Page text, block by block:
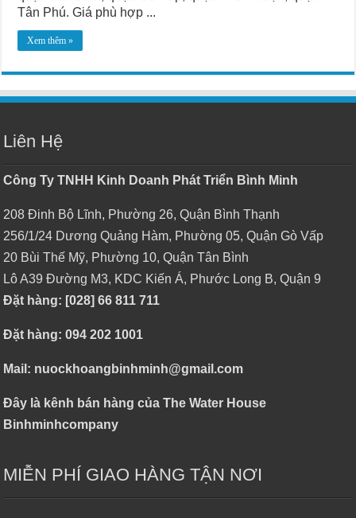
Tân Phú. Giá phù hợp ...
Xem thêm »
Liên Hệ
Công Ty TNHH Kinh Doanh Phát Triển Bình Minh
208 Đinh Bộ Lĩnh, Phường 26, Quận Bình Thạnh
256/1/24 Dương Quảng Hàm, Phường 05, Quận Gò Vấp
20 Bùi Thế Mỹ, Phường 10, Quận Tân Bình
Lô A39 Đường M3, KDC Kiến Á, Phước Long B, Quận 9
Đặt hàng: [028] 66 811 711
Đặt hàng: 094 202 1001
Mail: nuockhoangbinhminh@gmail.com
Đây là kênh bán hàng của The Water House
Binhminhcompany
MIỄN PHÍ GIAO HÀNG TẬN NƠI